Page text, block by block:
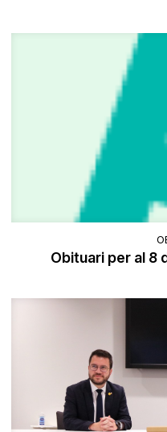
Obituari per al 8